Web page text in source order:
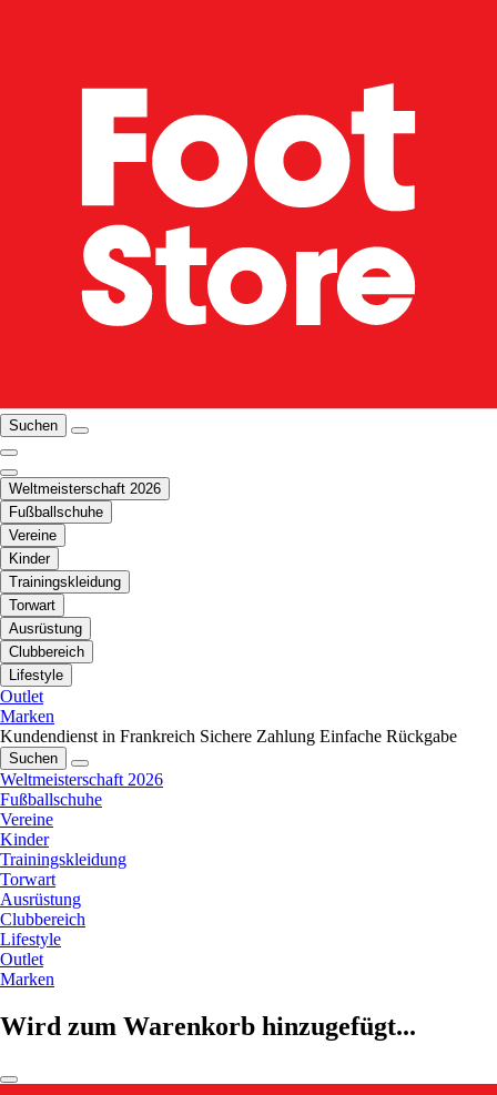
Suchen
Weltmeisterschaft 2026
Fußballschuhe
Vereine
Kinder
Trainingskleidung
Torwart
Ausrüstung
Clubbereich
Lifestyle
Outlet
Marken
Kundendienst in Frankreich Sichere Zahlung Einfache Rückgabe
Suchen
Weltmeisterschaft 2026
Fußballschuhe
Vereine
Kinder
Trainingskleidung
Torwart
Ausrüstung
Clubbereich
Lifestyle
Outlet
Marken
Wird zum Warenkorb hinzugefügt...